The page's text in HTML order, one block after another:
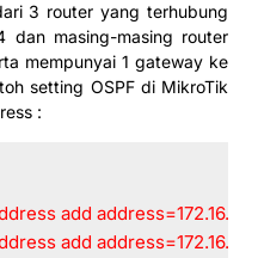
3 router yang terhubung
dan masing-masing router
mempunyai 1 gateway ke
setting OSPF di MikroTik
:
add
add